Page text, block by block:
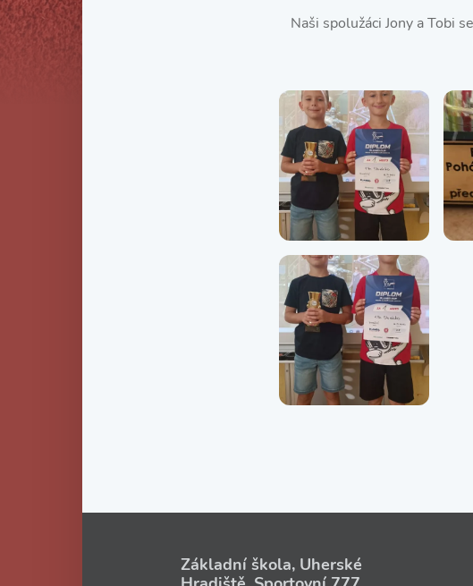
Naši spolužáci Jony a Tobi
Základní škola, Uherské